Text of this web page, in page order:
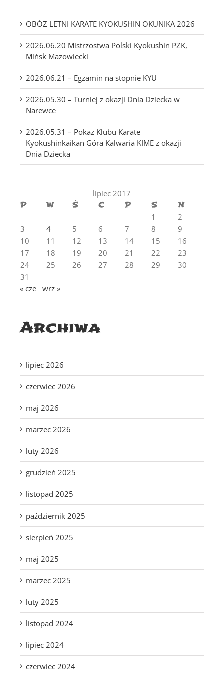
OBÓZ LETNI KARATE KYOKUSHIN OKUNIKA 2026
2026.06.20 Mistrzostwa Polski Kyokushin PZK,
Mińsk Mazowiecki
2026.06.21 – Egzamin na stopnie KYU
2026.05.30 – Turniej z okazji Dnia Dziecka w
Narewce
2026.05.31 – Pokaz Klubu Karate
Kyokushinkaikan Góra Kalwaria KIME z okazji
Dnia Dziecka
lipiec 2017
P
W Ś C P S
N
1
2
3
4 5 6 7 8
9
10
11 12 13 14 15
16
17
18 19 20 21 22
23
24
25 26 27 28 29
30
31
« cze wrz »
Archiwa
lipiec 2026
czerwiec 2026
maj 2026
marzec 2026
luty 2026
grudzień 2025
listopad 2025
październik 2025
sierpień 2025
maj 2025
marzec 2025
luty 2025
listopad 2024
lipiec 2024
czerwiec 2024